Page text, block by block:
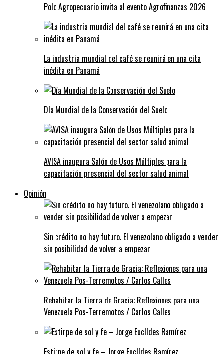
Polo Agropecuario invita al evento Agrofinanzas 2026
La industria mundial del café se reunirá en una cita
inédita en Panamá
Día Mundial de la Conservación del Suelo
AVISA inaugura Salón de Usos Múltiples para la
capacitación presencial del sector salud animal
Opinión
Sin crédito no hay futuro. El venezolano obligado a vender
sin posibilidad de volver a empezar
Rehabitar la Tierra de Gracia: Reflexiones para una
Venezuela Pos-Terremotos / Carlos Calles
Estirpe de sol y fe – Jorge Euclídes Ramírez